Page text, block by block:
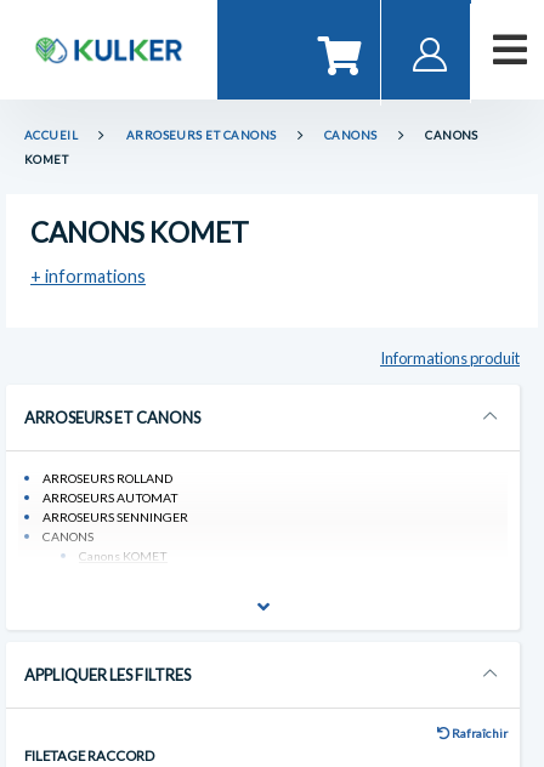
ACCUEIL ARROSEURS ET CANONS CANONS
CANONS
KOMET
CANONS KOMET
+ informations
Informations produit
ARROSEURS ET CANONS
ARROSEURS ROLLAND
ARROSEURS AUTOMAT
ARROSEURS SENNINGER
CANONS
Canons KOMET
APPLIQUER LES FILTRES
Rafraîchir
FILETAGE RACCORD